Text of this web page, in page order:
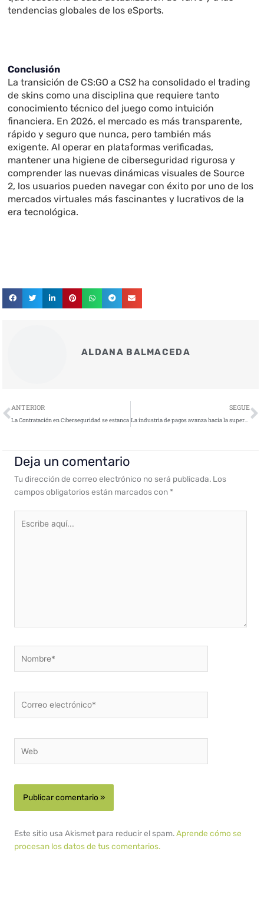
tendencias globales de los eSports.
Conclusión
La transición de CS:GO a CS2 ha consolidado el trading
de skins como una disciplina que requiere tanto
conocimiento técnico del juego como intuición
financiera. En 2026, el mercado es más transparente,
rápido y seguro que nunca, pero también más
exigente. Al operar en plataformas verificadas,
mantener una higiene de ciberseguridad rigurosa y
comprender las nuevas dinámicas visuales de Source
2, los usuarios pueden navegar con éxito por uno de los
mercados virtuales más fascinantes y lucrativos de la
era tecnológica.
ALDANA BALMACEDA
Ant
ANTERIOR
La Contratación en Ciberseguridad se estanca
SEGUE
La industria de pagos avanza hacia la supervisión continua como nuevo estándar de seguridad
Deja un comentario
Tu dirección de correo electrónico no será publicada. Los
campos obligatorios están marcados con *
aquí...
electrónico*
Este sitio usa Akismet para reducir el spam.Aprende cómo se
procesan los datos de tus comentarios.